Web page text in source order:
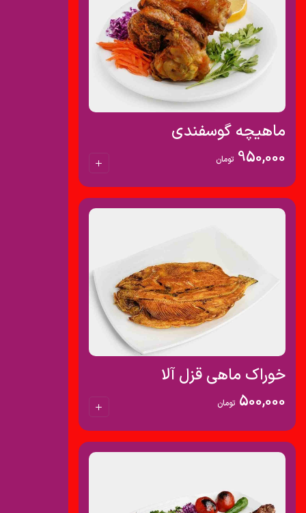
ماهیچه گوسفندی
950,000 تومان
خوراک ماهی قزل آلا
500,000 تومان